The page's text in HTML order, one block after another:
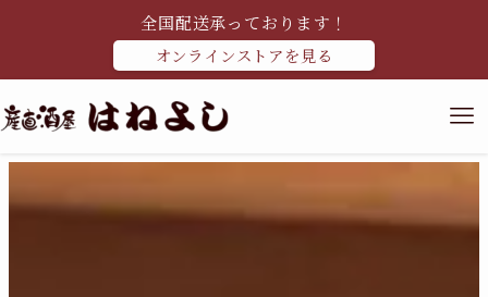
全国配送承っております！
オンラインストアを見る